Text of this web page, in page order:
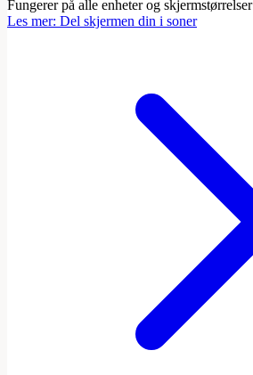
Fungerer på alle enheter og skjermstørrelser
Les mer: Del skjermen din i soner